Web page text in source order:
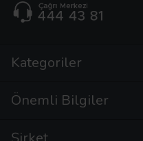
Kategoriler
Önemli Bilgiler